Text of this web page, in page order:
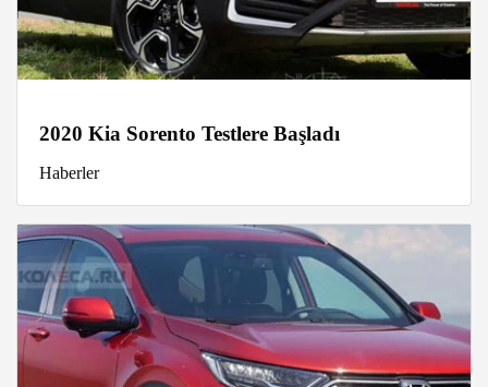
2020 Kia Sorento Testlere Başladı
Haberler